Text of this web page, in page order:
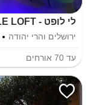
לי לופט - LE LOFT
ירושלים והרי יהודה
עד 70 אורחים